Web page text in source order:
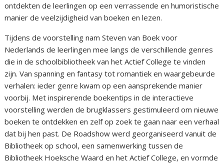
ontdekten de leerlingen op een verrassende en humoristische
manier de veelzijdigheid van boeken en lezen.
Tijdens de voorstelling nam Steven van Boek voor
Nederlands de leerlingen mee langs de verschillende genres
die in de schoolbibliotheek van het Actief College te vinden
zijn. Van spanning en fantasy tot romantiek en waargebeurde
verhalen: ieder genre kwam op een aansprekende manier
voorbij. Met inspirerende boekentips in de interactieve
voorstelling werden de brugklassers gestimuleerd om nieuwe
boeken te ontdekken en zelf op zoek te gaan naar een verhaal
dat bij hen past. De Roadshow werd georganiseerd vanuit de
Bibliotheek op school, een samenwerking tussen de
Bibliotheek Hoeksche Waard en het Actief College, en vormde